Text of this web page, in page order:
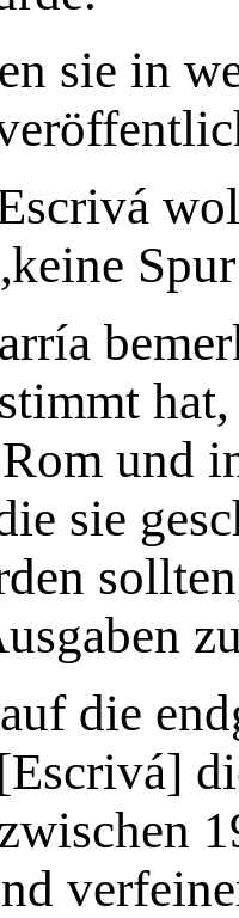
sie in
und
sie
die